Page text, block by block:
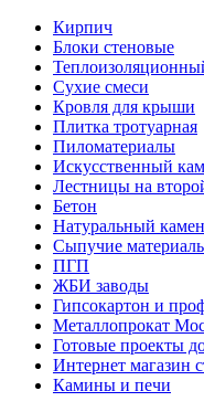
Кирпич
Блоки стеновые
Сухие смеси
Кровля для крыши
Плитка тротуарная
Пиломатериалы
Искусственный
Лестницы на
Бетон
Натуральный
Сыпучие
ПГП
ЖБИ заводы
Гипсокартон и
Металлопрокат
Готовые проекты
Интернет магазин
Камины и печи